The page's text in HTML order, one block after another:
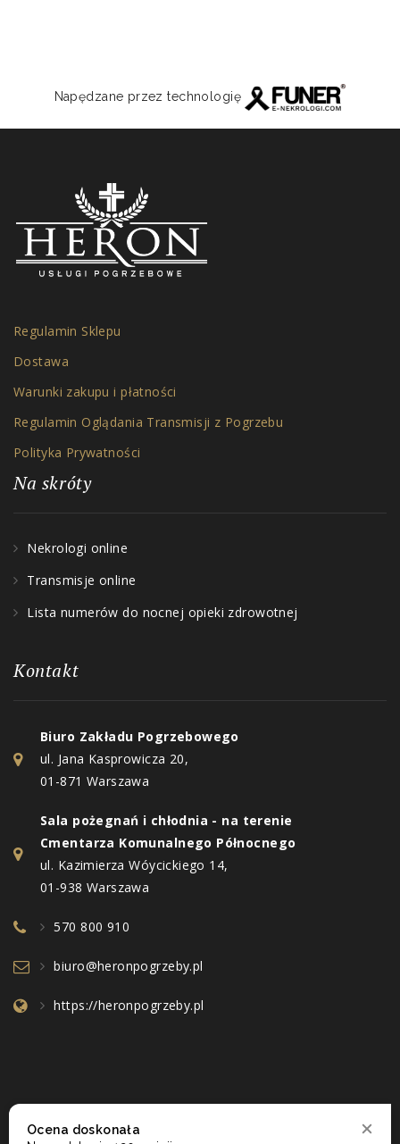
Napędzane przez technologię
Regulamin Sklepu
Dostawa
Warunki zakupu i płatności
Regulamin Oglądania Transmisji z Pogrzebu
Polityka Prywatności
Na skróty
Nekrologi online
Transmisje online
Lista numerów do nocnej opieki zdrowotnej
Kontakt
Biuro Zakładu Pogrzebowego
ul. Jana Kasprowicza 20,
01-871 Warszawa
Sala pożegnań i chłodnia - na terenie
Cmentarza Komunalnego Północnego
ul. Kazimierza Wóycickiego 14,
01-938 Warszawa
570 800 910
biuro@heronpogrzeby.pl
https://heronpogrzeby.pl
Ocena doskonała